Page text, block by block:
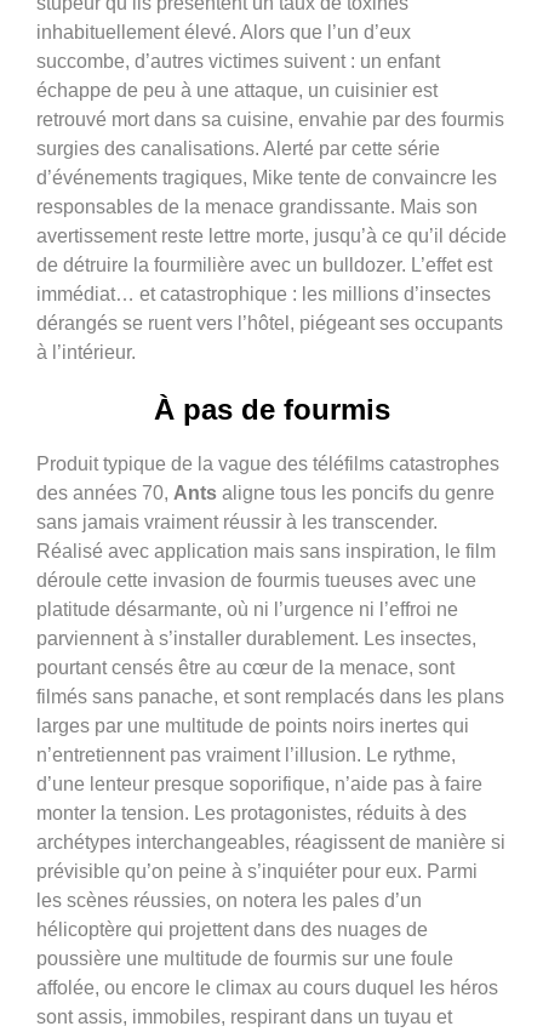
inhabituellement élevé. Alors que l’un d’eux
succombe, d’autres victimes suivent : un enfant
échappe de peu à une attaque, un cuisinier est
retrouvé mort dans sa cuisine, envahie par des fourmis
surgies des canalisations. Alerté par cette série
d’événements tragiques, Mike tente de convaincre les
responsables de la menace grandissante. Mais son
avertissement reste lettre morte, jusqu’à ce qu’il décide
de détruire la fourmilière avec un bulldozer. L’effet est
immédiat… et catastrophique : les millions d’insectes
dérangés se ruent vers l’hôtel, piégeant ses occupants
à l’intérieur.
À pas de fourmis
Produit typique de la vague des téléfilms catastrophes
des années 70, Ants aligne tous les poncifs du genre
sans jamais vraiment réussir à les transcender.
Réalisé avec application mais sans inspiration, le film
déroule cette invasion de fourmis tueuses avec une
platitude désarmante, où ni l’urgence ni l’effroi ne
parviennent à s’installer durablement. Les insectes,
pourtant censés être au cœur de la menace, sont
filmés sans panache, et sont remplacés dans les plans
larges par une multitude de points noirs inertes qui
n’entretiennent pas vraiment l’illusion. Le rythme,
d’une lenteur presque soporifique, n’aide pas à faire
monter la tension. Les protagonistes, réduits à des
archétypes interchangeables, réagissent de manière si
prévisible qu’on peine à s’inquiéter pour eux. Parmi
les scènes réussies, on notera les pales d’un
hélicoptère qui projettent dans des nuages de
poussière une multitude de fourmis sur une foule
affolée, ou encore le climax au cours duquel les héros
sont assis, immobiles, respirant dans un tuyau et